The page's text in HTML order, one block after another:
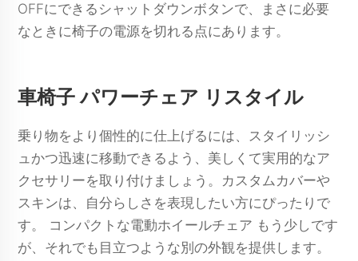
OFFにできるシャットダウンボタンで、まさに必要
なときに椅子の電源を切れる点にあります。
車椅子 パワーチェア リスタイル
乗り物をより個性的に仕上げるには、スタイリッシ
ュかつ迅速に移動できるよう、美しくて実用的なア
クセサリーを取り付けましょう。カスタムカバーや
スキンは、自分らしさを表現したい方にぴったりで
す。 コンパクトな電動ホイールチェア もう少しです
が、それでも目立つような別の外観を提供します。